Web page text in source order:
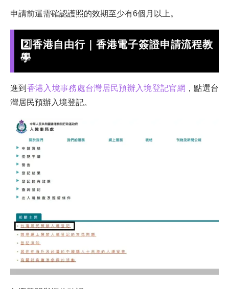
申請前還需確認護照的效期至少有6個月以上。
2️⃣香港自由行｜香港電子簽證申請流程教
學
進到 香港入境事務處台灣居民預辦入境登記官網 ，點選台
灣居民預辦入境登記。